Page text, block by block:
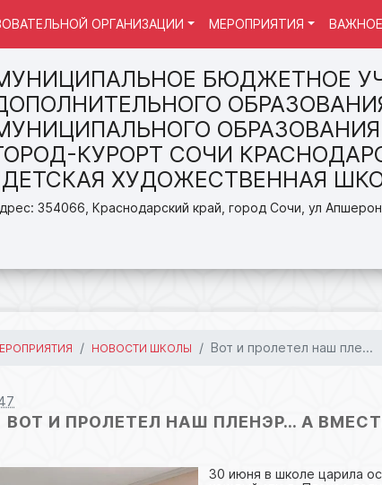
БЮДЖЕТНОЕ
КУРОРТ СОЧИ
ХУДОЖЕСТВЕННАЯ
354066, Краснодарский край, город Сочи, ул
ОРГАНИЗАЦИИ МЕРОПРИЯТИЯ ВАЖНОЕ
НОВОСТИ ШКОЛЫ Вот и пролетел наш пле...
ВОТ И ПРОЛЕТЕЛ НАШ ПЛЕНЭР… А
30 июня в школе царила